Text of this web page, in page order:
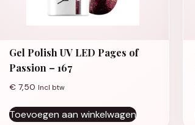
Gel Polish UV LED Pages of
Passion – 167
€ 7,50 Incl btw
Toevoegen aan winkelwagen